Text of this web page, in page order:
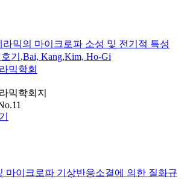
라믹의 마이크로파 소성 및 전기적 특성
기 ,Bai, Kang,Kim, Ho-Gi
믹학회
믹학회지
마이크로파 기상반응소결에 의한 질화규